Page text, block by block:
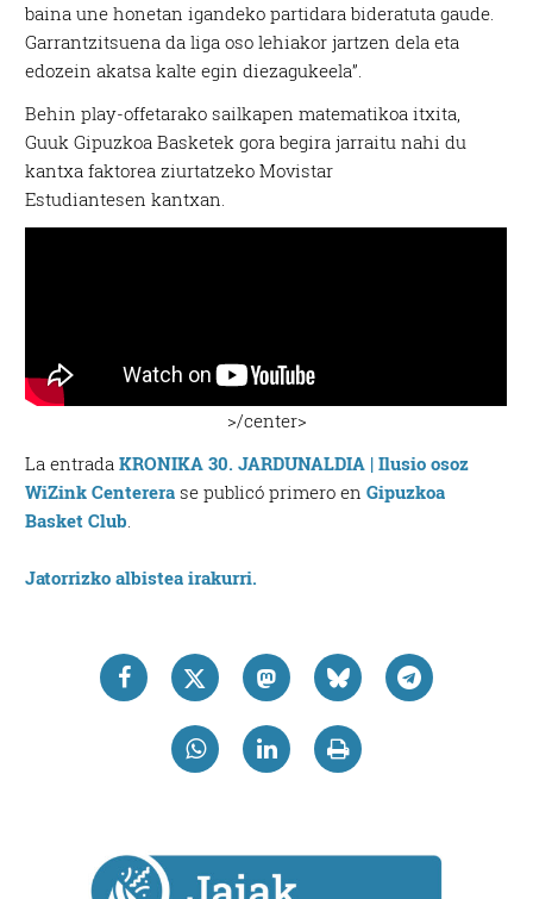
baina une honetan igandeko partidara bideratuta gaude.
Garrantzitsuena da liga oso lehiakor jartzen dela eta
edozein akatsa kalte egin diezagukeela”.
Behin play-offetarako sailkapen matematikoa itxita,
Guuk Gipuzkoa Basketek gora begira jarraitu nahi du
kantxa faktorea ziurtatzeko Movistar
Estudiantesen kantxan.
>/center>
La entradaKRONIKA 30. JARDUNALDIA | Ilusio osoz
WiZink Centerera se publicó primero enGipuzkoa
Basket Club.
Jatorrizko albistea irakurri.